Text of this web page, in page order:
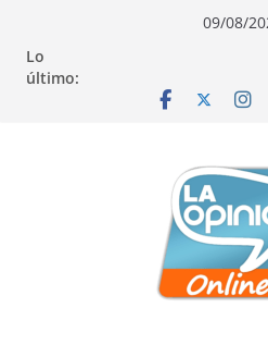
contenido
navegación
contenido
09/08/
Lo
último: